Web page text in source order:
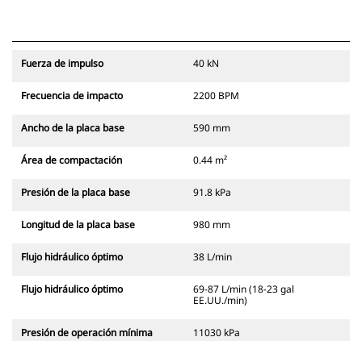
Fuerza de impulso 40 kN
Frecuencia de impacto 2200 BPM
Ancho de la placa base 590 mm
Área de compactación 0.44 m²
Presión de la placa base 91.8 kPa
Longitud de la placa base 980 mm
Flujo hidráulico óptimo 38 L/min
Flujo hidráulico óptimo
69-87 L/min (18-23 gal
EE.UU./min)
Presión de operación mínima 11030 kPa